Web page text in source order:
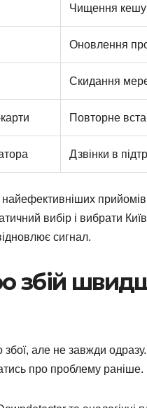
Чищення кешу
Оновлення
Скидання
Повторне
Дзвінки в
вибір і вибрати
сигнал.
збій
збої, але не завжди
про проблему раніше.